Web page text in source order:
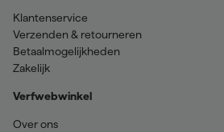
Klantenservice
Verzenden & retourneren
Betaalmogelijkheden
Zakelijk
Verfwebwinkel
Over ons